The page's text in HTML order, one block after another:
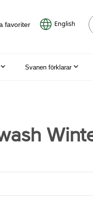
favoriter English
Svanen förklarar